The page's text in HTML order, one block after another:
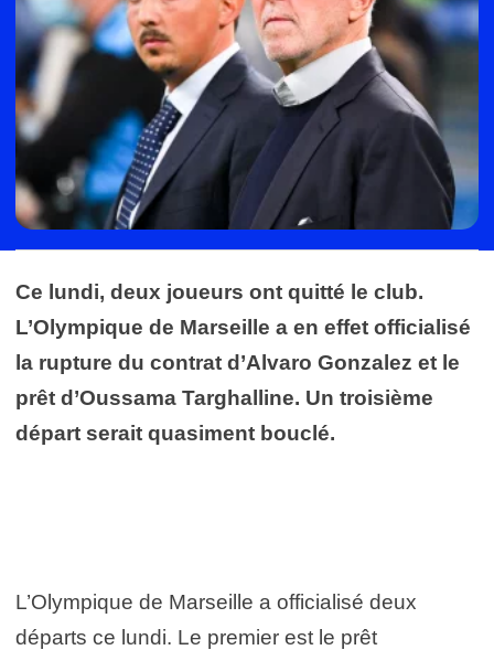
Ce lundi, deux joueurs ont quitté le club.
L’Olympique de Marseille a en effet officialisé
la rupture du contrat d’Alvaro Gonzalez et le
prêt d’Oussama Targhalline. Un troisième
départ serait quasiment bouclé.
L’Olympique de Marseille a officialisé deux
départs ce lundi. Le premier est le prêt